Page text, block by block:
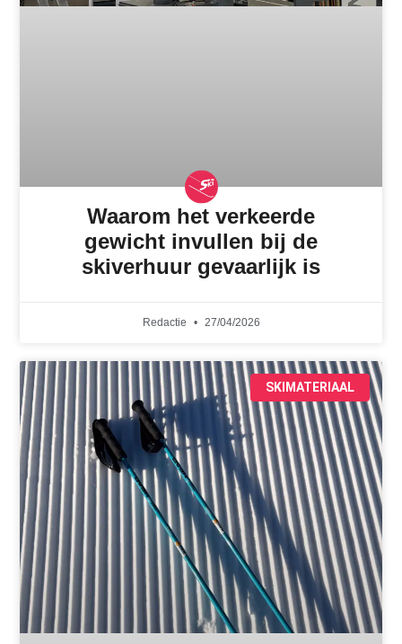
Waarom het verkeerde
gewicht invullen bij de
skiverhuur gevaarlijk is
Redactie 27/04/2026
SKIMATERIAAL